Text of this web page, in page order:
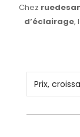
Chez
d’éclairage,